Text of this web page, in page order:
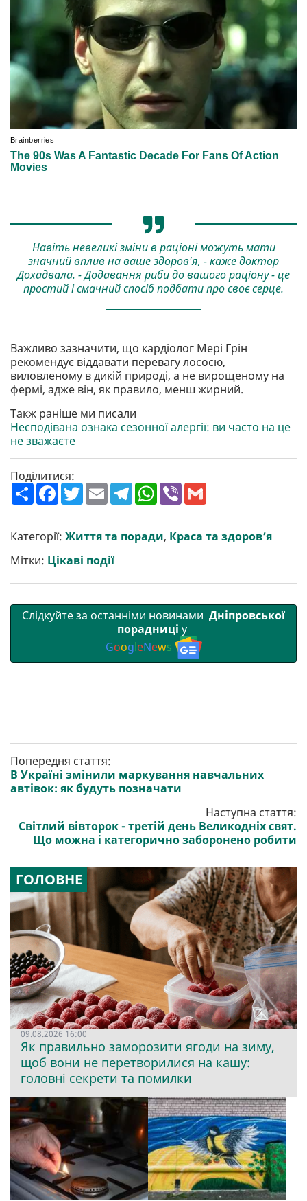
Навіть невеликі зміни в раціоні можуть мати
значний вплив на ваше здоров'я, - каже доктор
Дохадвала. - Додавання риби до вашого раціону - це
простий і смачний спосіб подбати про своє серце.
Важливо зазначити, що кардіолог Мері Грін
рекомендує віддавати перевагу лососю,
виловленому в дикій природі, а не вирощеному на
фермі, адже він, як правило, менш жирний.
Такж раніше ми писали
Несподівана ознака сезонної алергії: ви часто на це
не зважаєте
Поділитися:
П
о
р
и
т
и
F
a
b
o
o
k
T
w
t
e
r
E
m
l
T
e
g
r
W
h
s
A
V
r l
Категорії: Життя та поради, Краса та здоров’я
Мітки: Цікаві події
Слідкуйте за останніми новинами Дніпровської
порадниці у
GoogleNews
Попередня стаття:
В Україні змінили маркування навчальних
автівок: як будуть позначати
Наступна стаття:
Світлий вівторок - третій день Великодніх свят.
Що можна і категорично заборонено робити
ГОЛОВНЕ
09.08.2026 16:00
Як правильно заморозити ягоди на зиму,
щоб вони не перетворилися на кашу:
головні секрети та помилки